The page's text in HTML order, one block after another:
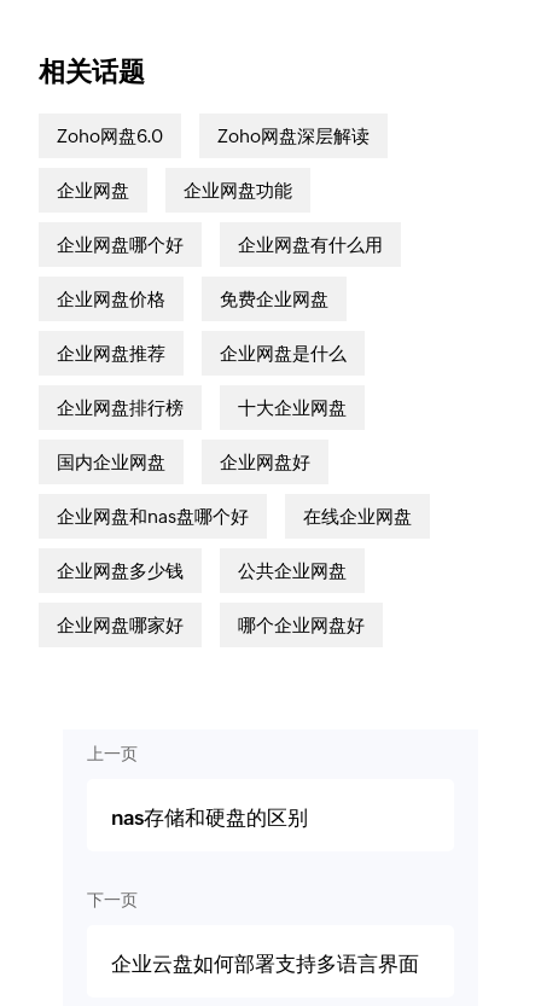
相关话题
Zoho网盘6.0 Zoho网盘深层解读
企业网盘 企业网盘功能
企业网盘哪个好 企业网盘有什么用
企业网盘价格 免费企业网盘
企业网盘推荐 企业网盘是什么
企业网盘排行榜 十大企业网盘
国内企业网盘 企业网盘好
企业网盘和nas盘哪个好 在线企业网盘
企业网盘多少钱 公共企业网盘
企业网盘哪家好 哪个企业网盘好
上一页
nas存储和硬盘的区别
下一页
企业云盘如何部署支持多语言界面